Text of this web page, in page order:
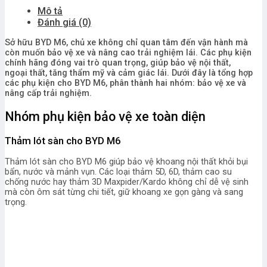
Mô tả
Đánh giá (0)
Sở hữu BYD M6, chủ xe không chỉ quan tâm đến vận hành mà
còn muốn bảo vệ xe và nâng cao trải nghiệm lái. Các phụ kiện
chính hãng đóng vai trò quan trọng, giúp bảo vệ nội thất,
ngoại thất, tăng thẩm mỹ và cảm giác lái. Dưới đây là tổng hợp
các phụ kiện cho BYD M6, phân thành hai nhóm: bảo vệ xe và
nâng cấp trải nghiệm.
Nhóm phụ kiện bảo vệ xe toàn diện
Thảm lót sàn cho BYD M6
Thảm lót sàn cho BYD M6 giúp bảo vệ khoang nội thất khỏi bụi
bẩn, nước và mảnh vụn. Các loại thảm 5D, 6D, thảm cao su
chống nước hay thảm 3D Maxpider/Kardo không chỉ dễ vệ sinh
mà còn ôm sát từng chi tiết, giữ khoang xe gọn gàng và sang
trọng.